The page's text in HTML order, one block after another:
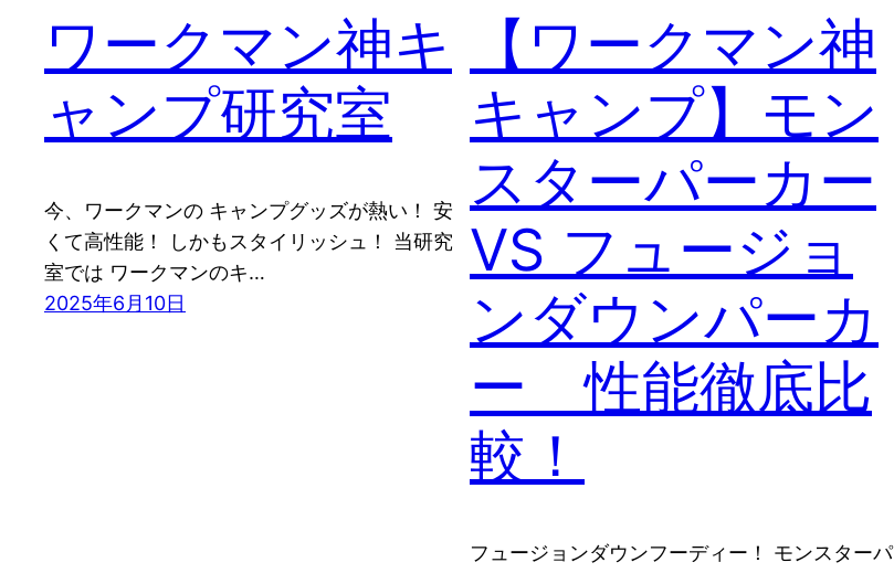
ワークマン神キ
ャンプ研究室
今、ワークマンの キャンプグッズが熱い！ 安
くて高性能！ しかもスタイリッシュ！ 当研究
室では ワークマンのキ…
2025年6月10日
【ワークマン神
キャンプ】モン
スターパーカー
VS フュージョ
ンダウンパーカ
ー 性能徹底比
較！
フュージョンダウンフーディー！ モンスターパ